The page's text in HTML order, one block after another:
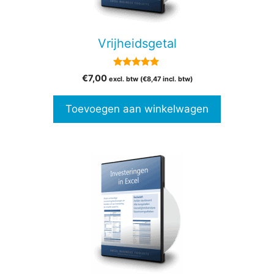
Vrijheidsgetal
van 5
€7,00 excl. btw (€8,47incl. btw)
Toevoegen aan winkelwagen